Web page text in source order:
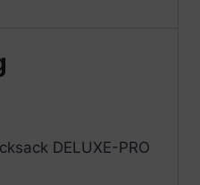
DELUXE-PRO